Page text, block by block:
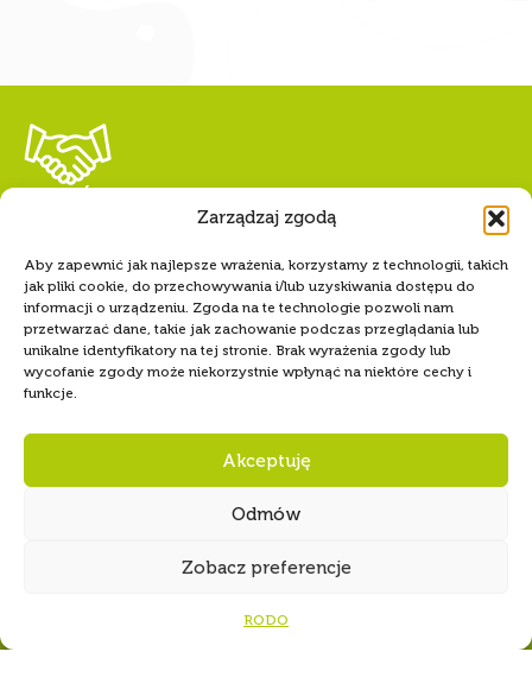
Twoje wsparcie, nasza
siła!
Numer konta Hufca ZHP Tczew
68 1240 5400 1111 0010 6346
8589